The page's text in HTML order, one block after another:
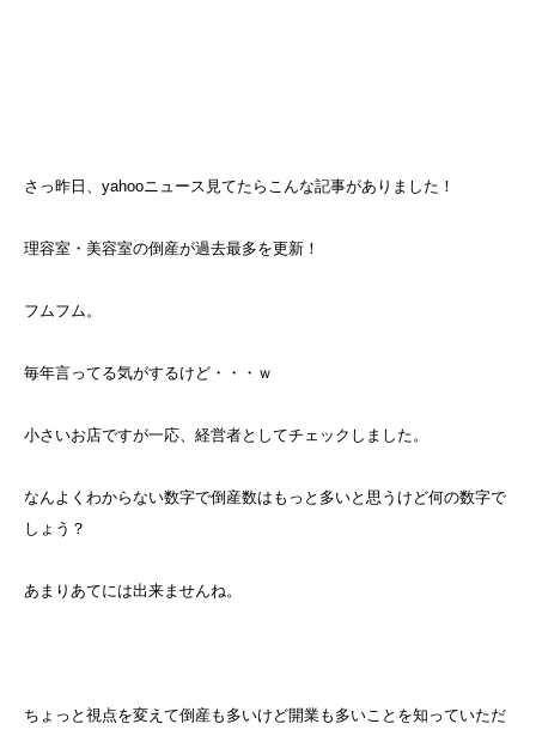
さっ昨日、yahooニュース見てたらこんな記事がありました！
理容室・美容室の倒産が過去最多を更新！
フムフム。
毎年言ってる気がするけど・・・ｗ
小さいお店ですが一応、経営者としてチェックしました。
なんよくわからない数字で倒産数はもっと多いと思うけど何の数字で
しょう？
あまりあてには出来ませんね。
ちょっと視点を変えて倒産も多いけど開業も多いことを知っていただ